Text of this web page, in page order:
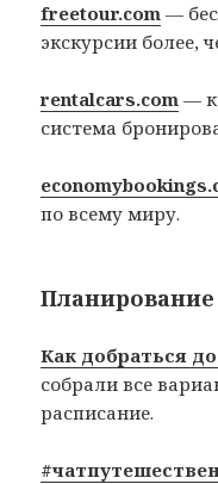
freetour.com —
экскурсии более,
rentalcars.com —
система
по всему миру.
Как добраться
собрали все
расписание.